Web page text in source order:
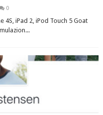
0
iPad 2, iPod Touch 5 Goat